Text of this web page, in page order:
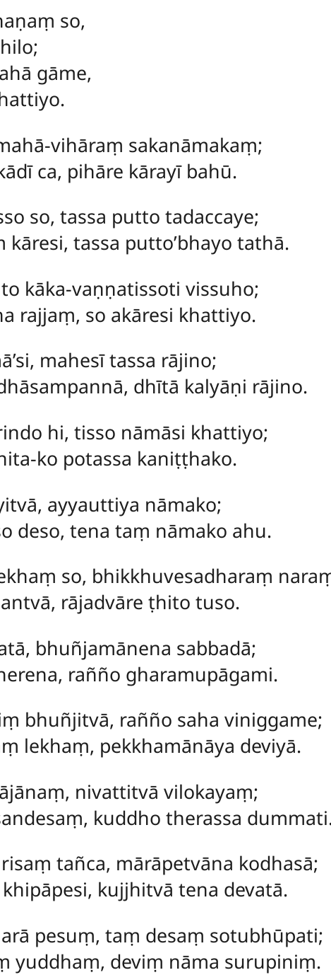
so,
gāme,
vihāraṃ sakanāmakaṃ;
ca, pihāre kārayī bahū.
so, tassa putto tadaccaye;
kāresi, tassa putto’bhayo tathā.
kāka-vaṇṇatissoti vissuho;
rajjaṃ, so akāresi khattiyo.
mahesī tassa rājino;
dhītā kalyāṇi rājino.
hi, tisso nāmāsi khattiyo;
ko potassa kaniṭṭhako.
ayyauttiya nāmako;
deso, tena taṃ nāmako ahu.
so, bhikkhuvesadharaṃ
rājadvāre ṭhito tuso.
bhuñjamānena sabbadā;
rañño gharamupāgami.
bhuñjitvā, rañño saha viniggame;
lekhaṃ, pekkhamānāya deviyā.
nivattitvā vilokayaṃ;
kuddho therassa
tañca, mārāpetvāna kodhasā;
kujjhitvā tena devatā.
pesuṃ, taṃ desaṃ sotubhūpati;
yuddhaṃ, deviṃ nāma surupiniṃ.